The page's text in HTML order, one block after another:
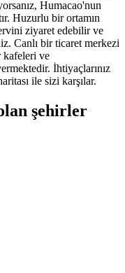
Humacao'nun
Huzurlu bir ortamın
ziyaret edebilir ve
Canlı bir ticaret merkezi
kafeleri ve
İhtiyaçlarınız
ile sizi karşılar.
şehirler